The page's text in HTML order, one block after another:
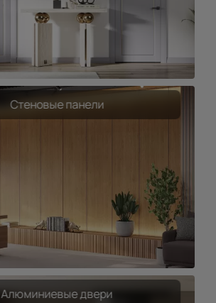
Стеновые панели
Алюминиевые двери